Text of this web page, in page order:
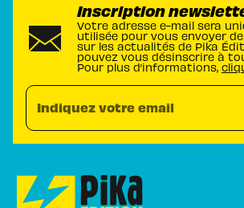
Inscription
Votre adresse e-mail sera
utilisée pour vous envoyer
sur les actualités de Pika
pouvez vous désinscrire à
Pour plus d’informations,
Indiquez votre email